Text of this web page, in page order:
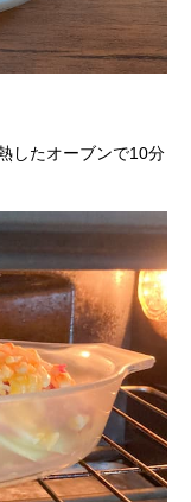
したオーブンで10分